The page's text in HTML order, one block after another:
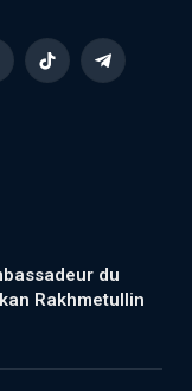
TikTok Telegram
du
Rakhmetullin